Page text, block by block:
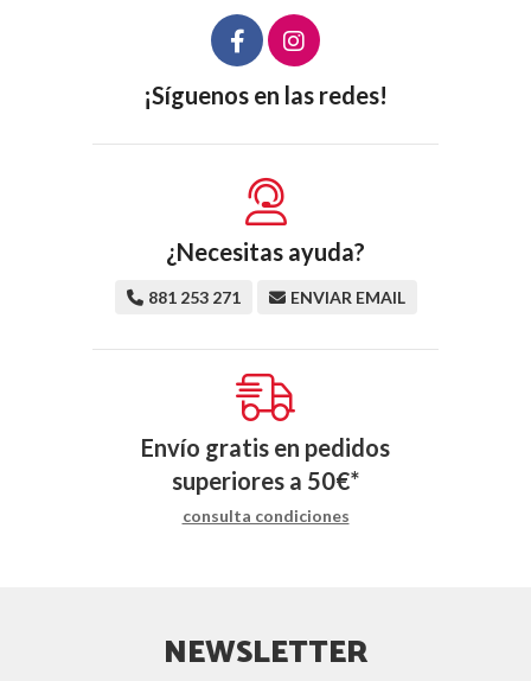
¡Síguenos en las redes!
¿Necesitas ayuda?
881 253 271 ENVIAR EMAIL
Envío gratis en pedidos
superiores a 50€*
consulta condiciones
NEWSLETTER